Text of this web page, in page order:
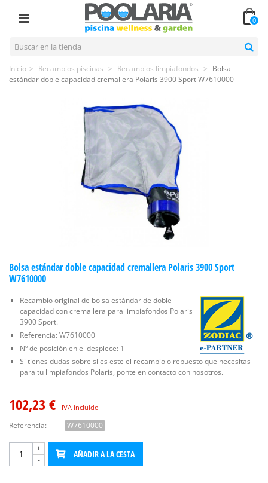
0
Inicio > Recambios piscinas > Recambios limpiafondos > Bolsa
estándar doble capacidad cremallera Polaris 3900 Sport W7610000
Bolsa estándar doble capacidad cremallera Polaris 3900 Sport
W7610000
Recambio original de bolsa estándar de doble
capacidad con cremallera para limpiafondos Polaris
3900 Sport.
Referencia: W7610000
Nº de posición en el despiece: 1
Si tienes dudas sobre si es este el recambio o repuesto que necesitas
para tu limpiafondos Polaris, ponte en contacto con nosotros.
102,23 € IVA incluido
Referencia: W7610000
-
+
AÑADIR A LA CESTA